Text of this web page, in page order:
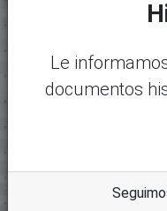
13957-
147.67
Le
documentos